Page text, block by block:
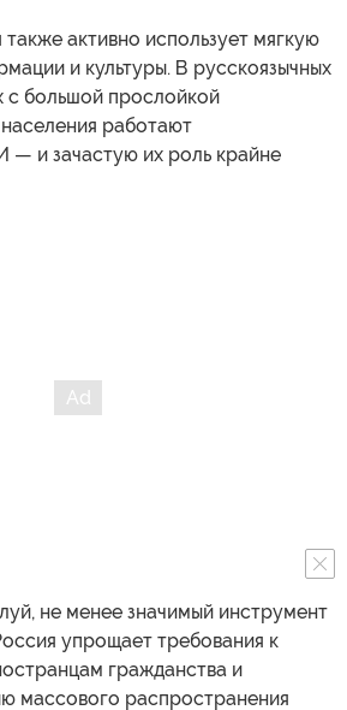
активно использует мягкую
и культуры. В русскоязычных
с большой прослойкой
работают
— и зачастую их роль крайне
не менее значимый инструмент
упрощает требования к
гражданства и
массового распространения